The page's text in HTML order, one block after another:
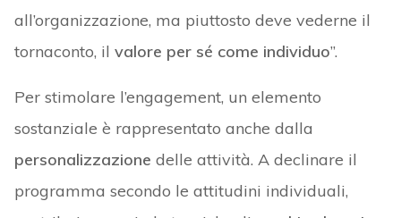
all’organizzazione, ma piuttosto deve vederne il
tornaconto, il valore per sé come individuo”.
Per stimolare l’engagement, un elemento
sostanziale è rappresentato anche dalla
personalizzazione delle attività. A declinare il
programma secondo le attitudini individuali,